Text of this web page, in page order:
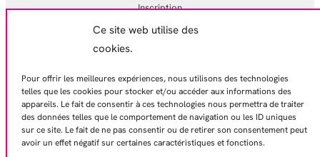
Ce site web utilise des
cookies.
Pour offrir les meilleures expériences, nous utilisons des technologies
telles que les cookies pour stocker et/ou accéder aux informations des
appareils. Le fait de consentir à ces technologies nous permettra de traiter
des données telles que le comportement de navigation ou les ID uniques
sur ce site. Le fait de ne pas consentir ou de retirer son consentement peut
avoir un effet négatif sur certaines caractéristiques et fonctions.
Inscription
Mon compte
Mes commandes
EN SAVOIR PLUS
Mentions légales
Conditions générales de ventes
Politique de confidentialité